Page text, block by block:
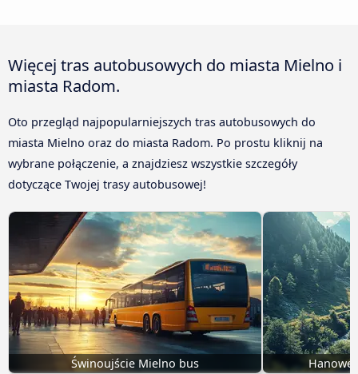
Więcej tras autobusowych do miasta Mielno i
miasta Radom.
Oto przegląd najpopularniejszych tras autobusowych do
miasta Mielno oraz do miasta Radom. Po prostu kliknij na
wybrane połączenie, a znajdziesz wszystkie szczegóły
dotyczące Twojej trasy autobusowej!
Świnoujście Mielno bus